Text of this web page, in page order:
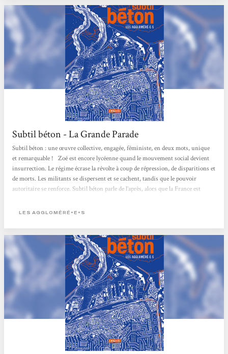
Subtil béton - La Grande Parade
Subtil béton : une œuvre collective, engagée, féministe, en deux mots, unique
et remarquable ! Zoé est encore lycéenne quand le mouvement social devient
insurrection. Le régime écrase la révolte à coup de répression, de disparitions et
de morts. Les militants se dispersent et se cachent, tandis que le pouvoir
autoritaire se renforce. Subtil béton parle de l’après, alors que la France est
son plein dans un univers orwellien de flicage permanent. Que reste-t-il
LES AGGLOMÉRÉ•E•S